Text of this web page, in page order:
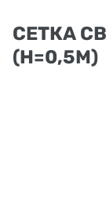
СЕТКА
(Н=0,5М)